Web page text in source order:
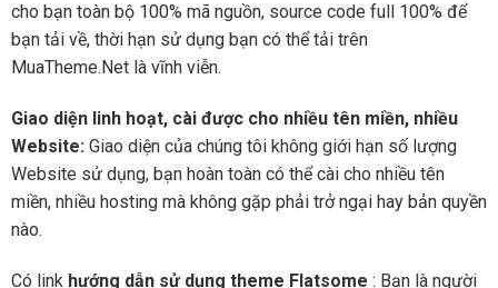
cho bạn toàn bộ 100% mã nguồn, source code full 100% để
bạn tải về, thời hạn sử dụng bạn có thể tải trên
MuaTheme.Net là vĩnh viễn.
Giao diện linh hoạt, cài được cho nhiều tên miền, nhiều
Website: Giao diện của chúng tôi không giới hạn số lượng
Website sử dụng, bạn hoàn toàn có thể cài cho nhiều tên
miền, nhiều hosting mà không gặp phải trở ngại hay bản quyền
nào.
Có link hướng dẫn sử dụng theme Flatsome : Bạn là người